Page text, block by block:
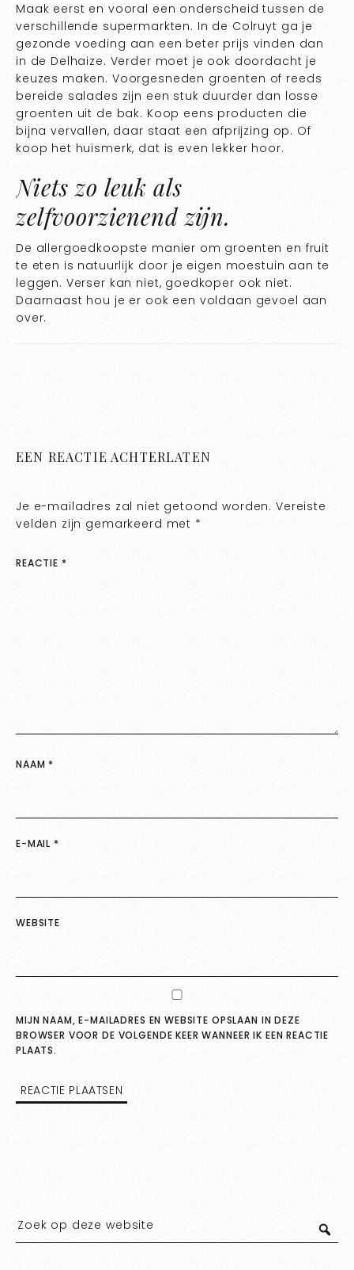
Maak eerst en vooral een onderscheid tussen de
verschillende supermarkten. In de Colruyt ga je
gezonde voeding aan een beter prijs vinden dan
in de Delhaize. Verder moet je ook doordacht je
keuzes maken. Voorgesneden groenten of reeds
bereide salades zijn een stuk duurder dan losse
groenten uit de bak. Koop eens producten die
bijna vervallen, daar staat een afprijzing op. Of
koop het huismerk, dat is even lekker hoor.
Niets zo leuk als
zelfvoorzienend zijn.
De allergoedkoopste manier om groenten en fruit
te eten is natuurlijk door je eigen moestuin aan te
leggen. Verser kan niet, goedkoper ook niet.
Daarnaast hou je er ook een voldaan gevoel aan
over.
EEN REACTIE ACHTERLATEN
Je e-mailadres zal niet getoond worden. Vereiste
velden zijn gemarkeerd met *
REACTIE *
NAAM *
E-MAIL *
WEBSITE
MIJN NAAM, E-MAILADRES EN WEBSITE OPSLAAN IN DEZE
BROWSER VOOR DE VOLGENDE KEER WANNEER IK EEN REACTIE
PLAATS.